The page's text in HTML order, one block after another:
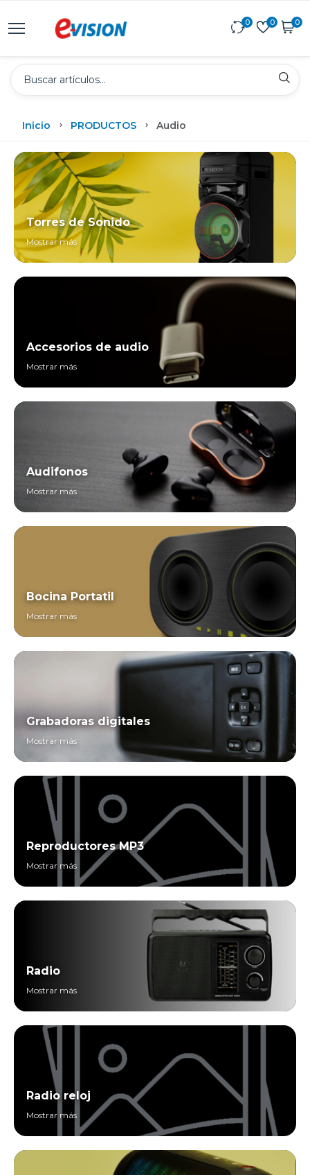
0 0 0
Inicio PRODUCTOS Audio
Torres de Sonido
Mostrar más
Accesorios de audio
Mostrar más
Audifonos
Mostrar más
Bocina Portatil
Mostrar más
Grabadoras digitales
Mostrar más
Reproductores MP3
Mostrar más
Radio
Mostrar más
Radio reloj
Mostrar más